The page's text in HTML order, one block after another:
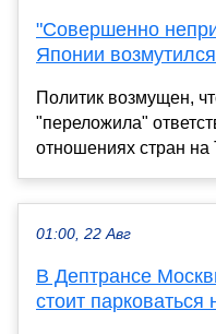
"Совершенно
Японии
Политик возмущен,
"переложила"
отношениях стран на
01:00, 22 Авг
В Дептрансе
стоит